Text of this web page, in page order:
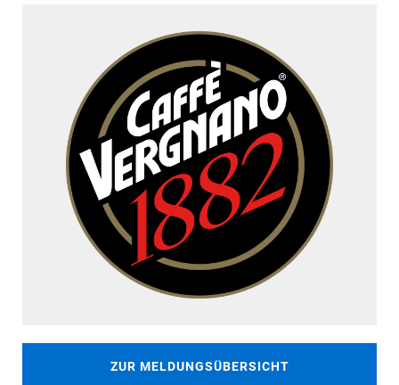
ZUR MELDUNGSÜBERSICHT